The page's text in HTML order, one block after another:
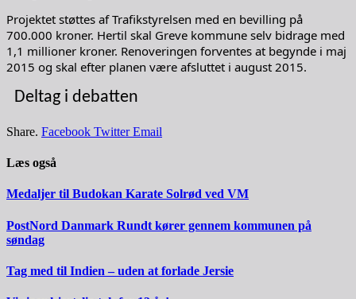
Projektet støttes af Trafikstyrelsen med en bevilling på
700.000 kroner. Hertil skal Greve kommune selv bidrage med
1,1 millioner kroner. Renoveringen forventes at begynde i maj
2015 og skal efter planen være afsluttet i august 2015.
Deltag i debatten
Share. Facebook Twitter Email
Læs også
Medaljer til Budokan Karate Solrød ved VM
PostNord Danmark Rundt kører gennem kommunen på
søndag
Tag med til Indien – uden at forlade Jersie